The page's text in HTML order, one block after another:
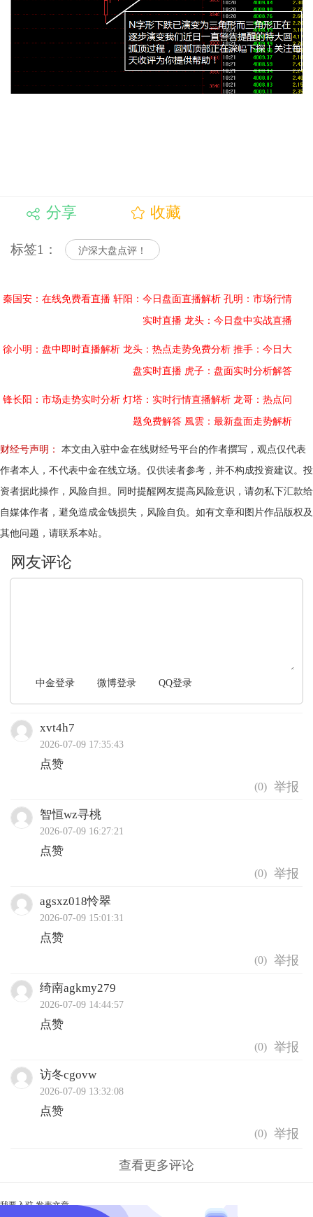
分享 收藏
标签1： 沪深大盘点评！
秦国安：在线免费看直播 轩阳：今日盘面直播解析 孔明：市场行情
实时直播 龙头：今日盘中实战直播
徐小明：盘中即时直播解析 龙头：热点走势免费分析 推手：今日大
盘实时直播 虎子：盘面实时分析解答
锋长阳：市场走势实时分析 灯塔：实时行情直播解析 龙哥：热点问
题免费解答 風雲：最新盘面走势解析
财经号声明：
本文由入驻中金在线财经号平台的作者撰写，观点仅代表
作者本人，不代表中金在线立场。仅供读者参考，并不构成投资建议。投
资者据此操作，风险自担。同时提醒网友提高风险意识，请勿私下汇款给
自媒体作者，避免造成金钱损失，风险自负。如有文章和图片作品版权及
其他问题，请联系本站。
中金登录 微博登录 QQ登录
xvt4h7
2026-07-09 17:35:43
点赞
(0)
智恒wz寻桃
2026-07-09 16:27:21
点赞
(0)
agsxz018怜翠
2026-07-09 15:01:31
点赞
(0)
绮南agkmy279
2026-07-09 14:44:57
点赞
(0)
访冬cgovw
2026-07-09 13:32:08
点赞
(0)
查看更多评论
我要入驻 发表文章